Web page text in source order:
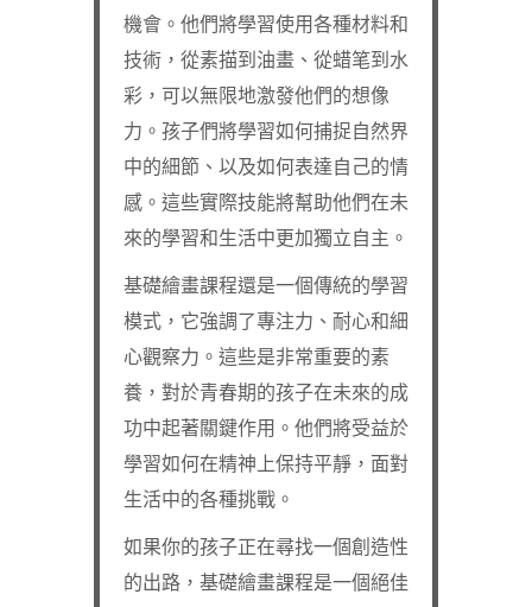
機會。他們將學習使用各種材料和
技術，從素描到油畫、從蜡笔到水
彩，可以無限地激發他們的想像
力。孩子們將學習如何捕捉自然界
中的細節、以及如何表達自己的情
感。這些實際技能將幫助他們在未
來的學習和生活中更加獨立自主。
基礎繪畫課程還是一個傳統的學習
模式，它強調了專注力、耐心和細
心觀察力。這些是非常重要的素
養，對於青春期的孩子在未來的成
功中起著關鍵作用。他們將受益於
學習如何在精神上保持平靜，面對
生活中的各種挑戰。
如果你的孩子正在尋找一個創造性
的出路，基礎繪畫課程是一個絕佳